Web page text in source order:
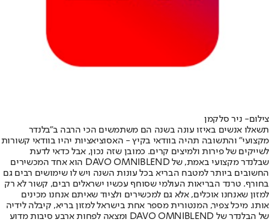
צילום- ניר סלקמן
תשאלו אנשים באיזו עונה בשנה הם משתמשים הכי הרבה ב”בלנדר
מקצועי” והתשובה תהיה בוודאי בקיץ - האסוציאציות יהיו בוודאי קשורות
לשייקים של פירות ולמיצים קרים. כמובן שזה נכון, אבל כדאי לדעת
שבלנדר מקצועי באמת, של DAVO OMNIBLEND הוא אחד המכשירים
החשובים ביותר למטבח הבריא בכל עונות השנה ויש לו שימושים רבים גם
בחורף. טרנד הבריאות העולמי שסוחף עכשיו ישראלים רבים, קשור לא רק
למזון שאנחנו אוכלים, אלא גם למכשירים ולציוד שאיתם אנחנו מכינים
אותו. מיכל צפיר, המנטורית מספר אחת בישראל למזון בריא, קיבלה לידיה
של הבלנדר של DAVO OMNIBLEND ומצאה לפחות ארבע סיבות מדוע